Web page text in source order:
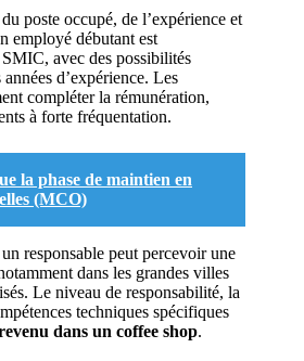
poste occupé, de l’expérience et
employé débutant est
avec des possibilités
d’expérience. Les
compléter la rémunération,
à forte fréquentation.
la phase de maintien en
(MCO)
responsable peut percevoir une
dans les grandes villes
Le niveau de responsabilité, la
techniques spécifiques
dans un coffee shop.